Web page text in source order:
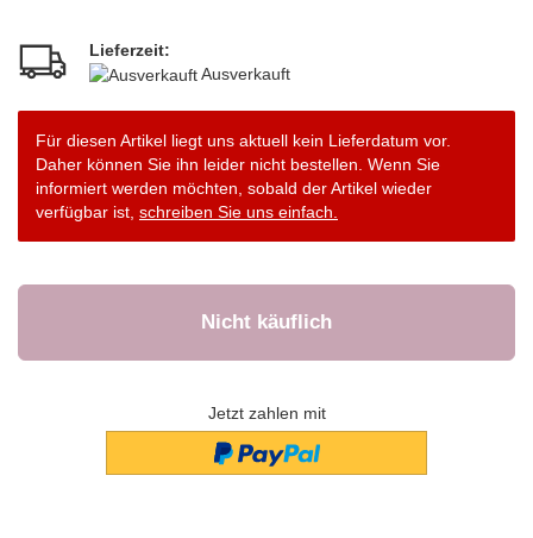
Lieferzeit:
Ausverkauft
Für diesen Artikel liegt uns aktuell kein Lieferdatum vor.
Daher können Sie ihn leider nicht bestellen. Wenn Sie
informiert werden möchten, sobald der Artikel wieder
verfügbar ist, schreiben Sie uns einfach.
Jetzt zahlen mit